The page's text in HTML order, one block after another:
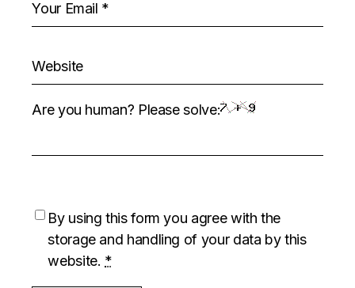
Are you human? Please solve:
By using this form you agree with the
storage and handling of your data by this
website. *